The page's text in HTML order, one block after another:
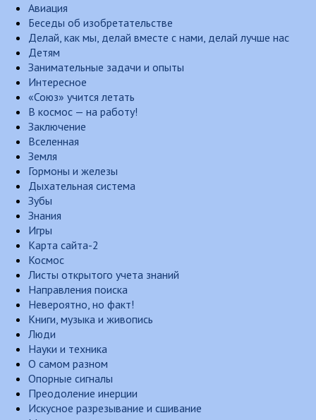
Авиация
Беседы об изобретательстве
Делай, как мы, делай вместе с нами, делай лучше нас
Детям
Занимательные задачи и опыты
Интересное
«Союз» учится летать
В космос — на работу!
Заключение
Вселенная
Земля
Гормоны и железы
Дыхательная система
Зубы
Знания
Игры
Карта сайта-2
Космос
Листы открытого учета знаний
Направления поиска
Невероятно, но факт!
Книги, музыка и живопись
Люди
Науки и техника
О самом разном
Опорные сигналы
Преодоление инерции
Искусное разрезывание и сшивание